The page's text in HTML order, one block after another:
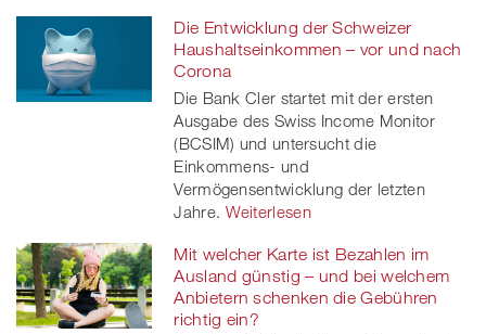
Die Entwicklung der Schweizer
Haushaltseinkommen – vor und nach
Corona
Die Bank Cler startet mit der ersten
Ausgabe des Swiss Income Monitor
(BCSIM) und untersucht die
Einkommens- und
Vermögensentwicklung der letzten
Jahre. Weiterlesen
Mit welcher Karte ist Bezahlen im
Ausland günstig – und bei welchem
Anbietern schenken die Gebühren
richtig ein?